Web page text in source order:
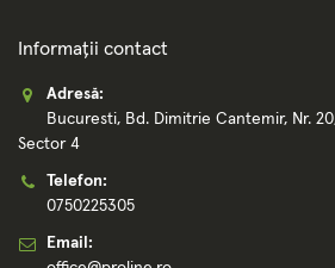
Informații contact
Adresă:
Bucuresti, Bd. Dimitrie Cantemir, Nr.
Sector 4
Telefon:
0750225305
Email: